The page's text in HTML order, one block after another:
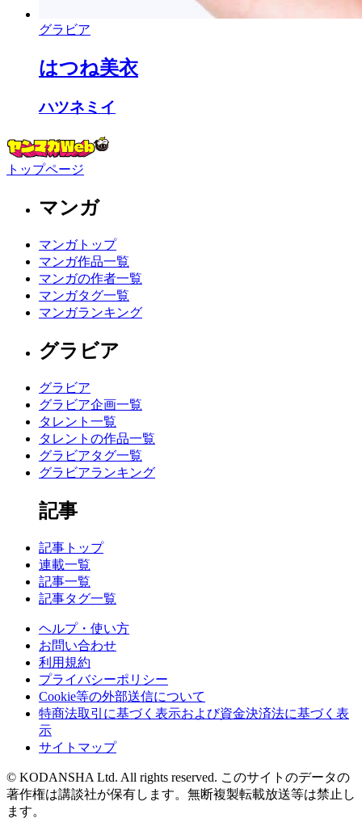
グラビア
はつね美衣
ハツネミイ
トップページ
マンガ
マンガトップ
マンガ作品一覧
マンガの作者一覧
マンガタグ一覧
マンガランキング
グラビア
グラビア
グラビア企画一覧
タレント一覧
タレントの作品一覧
グラビアタグ一覧
グラビアランキング
記事
記事トップ
連載一覧
記事一覧
記事タグ一覧
ヘルプ・使い方
お問い合わせ
利用規約
プライバシーポリシー
Cookie等の外部送信について
特商法取引に基づく表示および資金決済法に基づく表
示
サイトマップ
© KODANSHA Ltd. All rights reserved. このサイトのデータの
著作権は講談社が保有します。無断複製転載放送等は禁止し
ます。